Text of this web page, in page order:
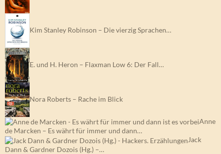
Kim Stanley Robinson – Die vierzig Sprachen…
E. und H. Heron – Flaxman Low 6: Der Fall…
Nora Roberts – Rache im Blick
Anne
de Marcken – Es währt für immer und dann…
Jack
Dann & Gardner Dozois (Hg.) –…